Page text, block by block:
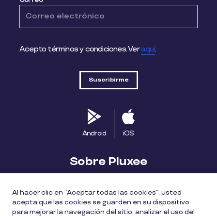
Acepto términos y condiciones. Veraquí.
Android iOS
Sobre Pluxee
Mapa del sitio Trabaja con nosotros
Al hacer clic en “Aceptar todas las cookies”, usted
acepta que las cookies se guarden en su dispositivo
para mejorar la navegación del sitio, analizar el uso del